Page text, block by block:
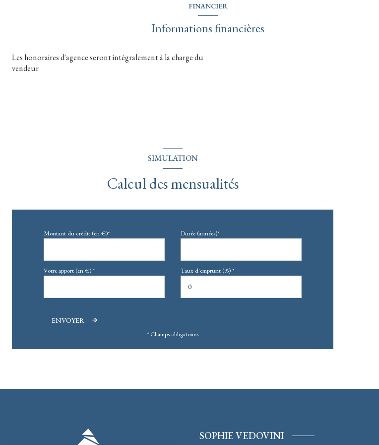
FINANCIER
Informations financières
Les honoraires d'agence seront intégralement à la charge du
vendeur
SIMULATION
Calcul des mensualités
Montant du crédit (en €)* Durée (années)*
Votre apport (en €) * Taux d'emprunt (%) *
ENVOYER
* Champs obligatoires
SOPHIE VEDOVINI